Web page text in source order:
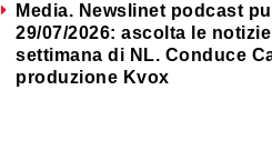
Media. Newslinet podcast
29/07/2026: ascolta le
settimana di NL. Conduce
produzione Kvox